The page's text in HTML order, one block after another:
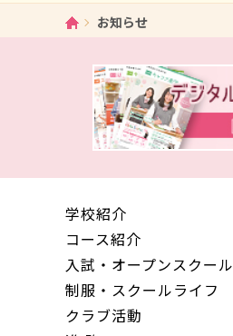
ホーム
お知らせ
学校紹介
コース紹介
入試・オープンスクール
制服・スクールライフ
クラブ活動